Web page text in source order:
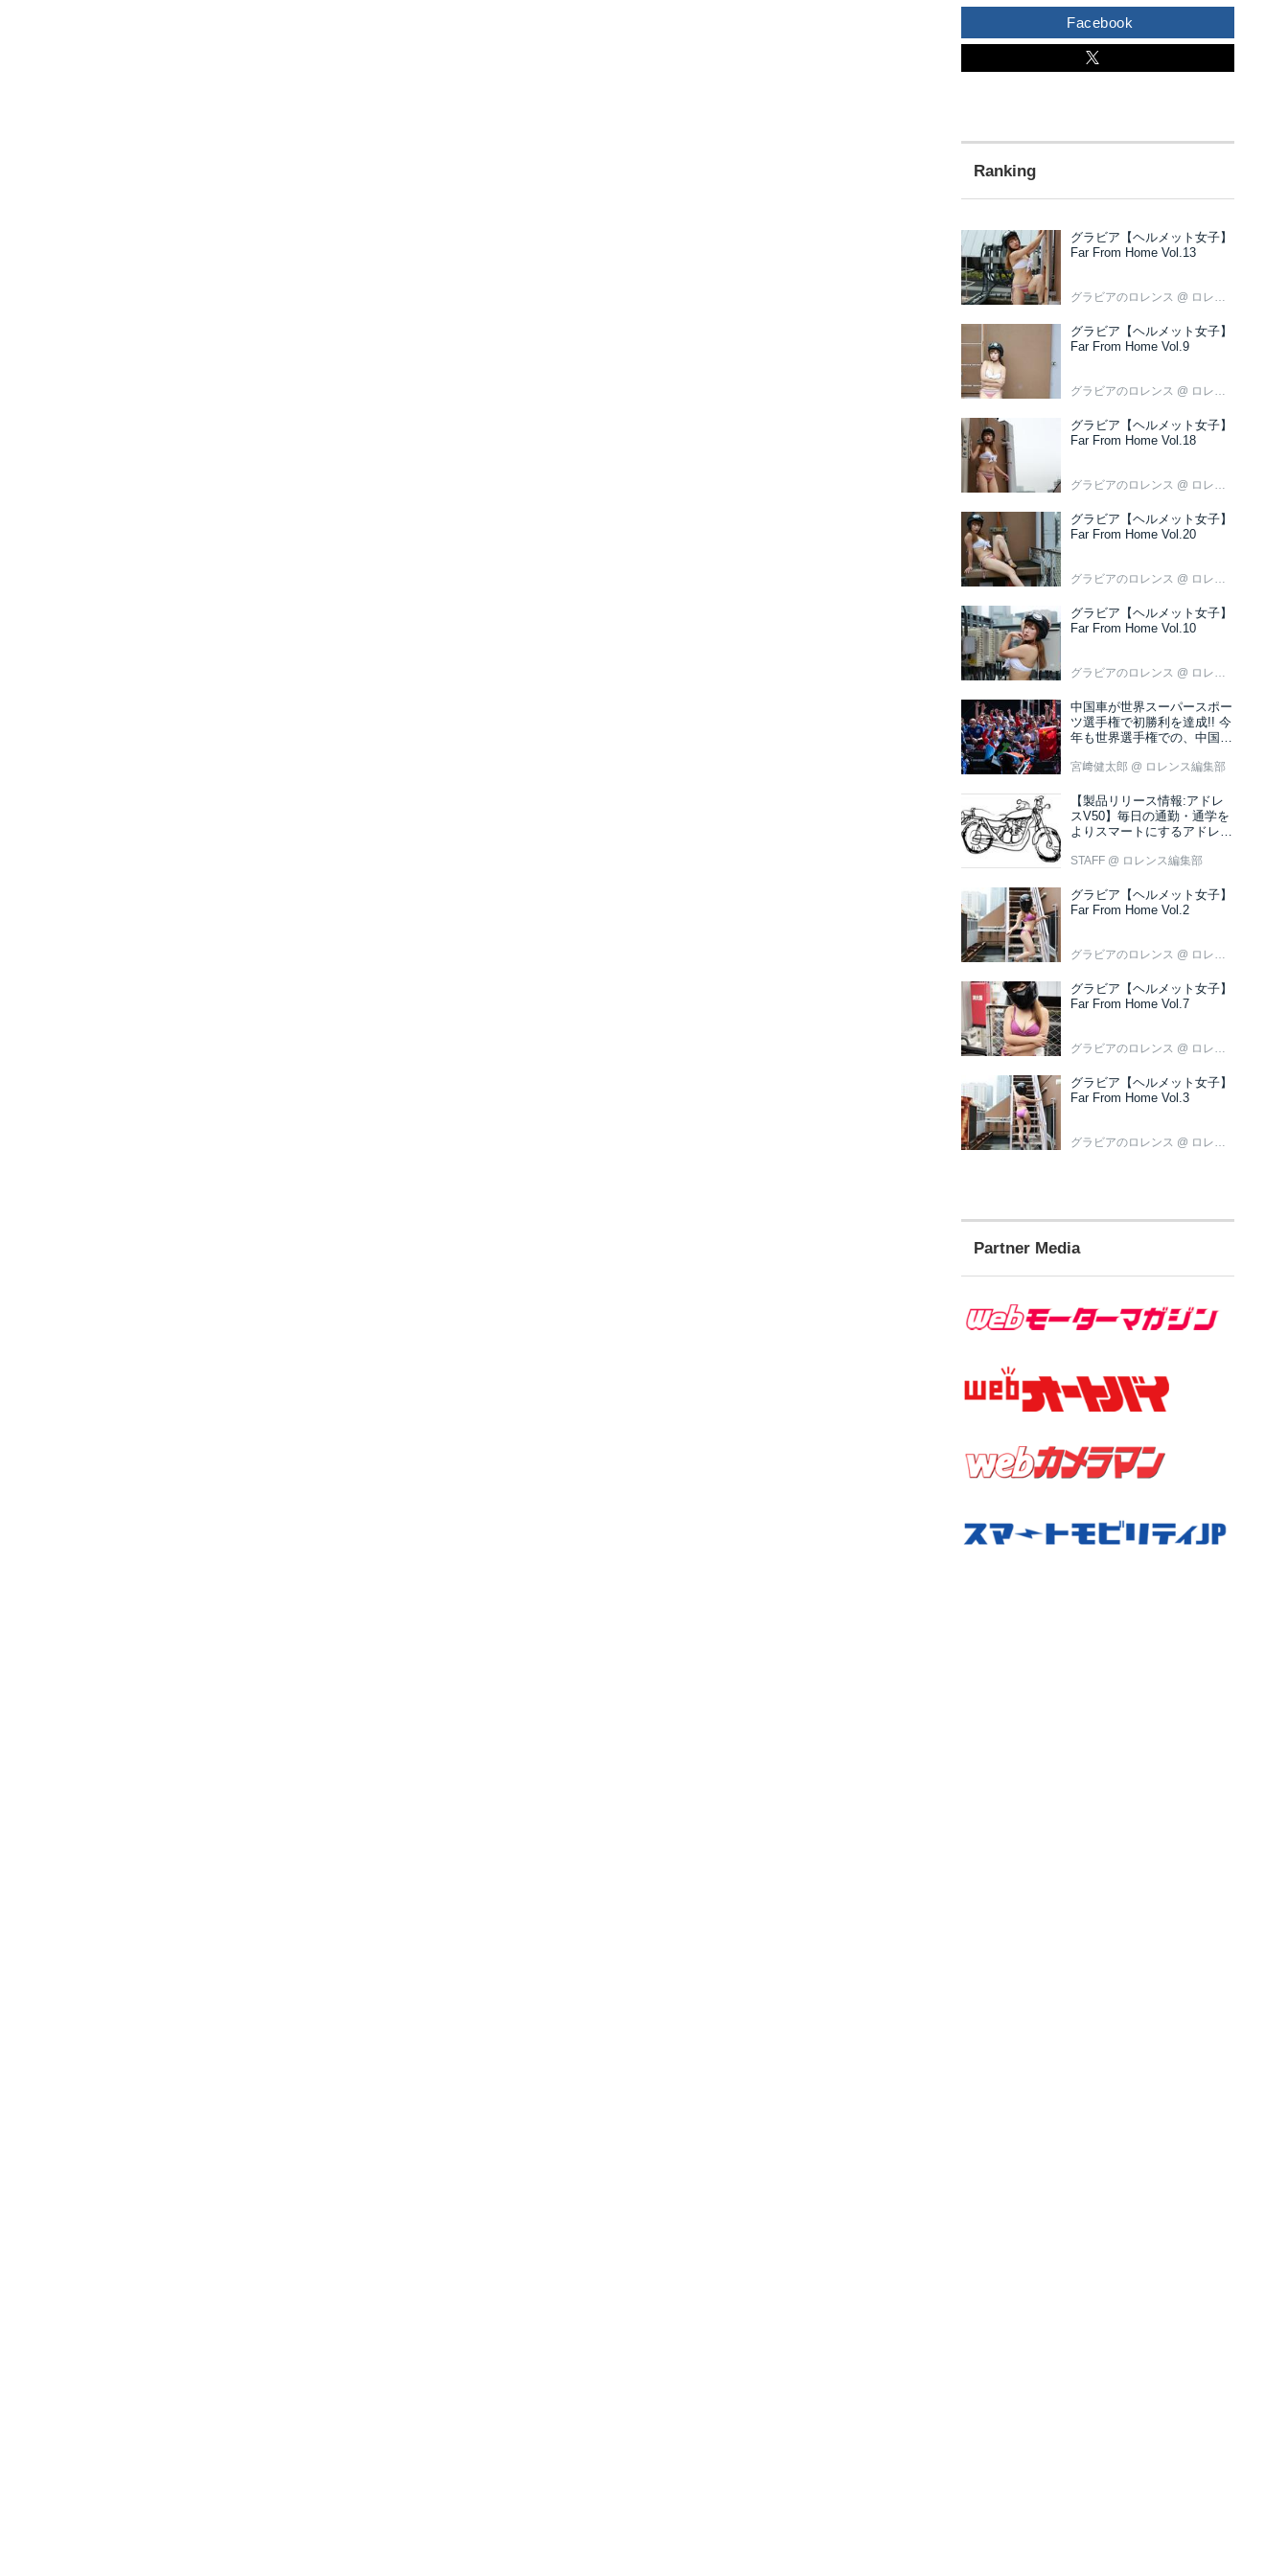
Facebook
グラビア【ヘルメット女子】
Far From Home Vol.13
グラビアのロレンス @ ロレンス編集部
グラビア【ヘルメット女子】
Far From Home Vol.9
グラビアのロレンス @ ロレンス編集部
グラビア【ヘルメット女子】
Far From Home Vol.18
グラビアのロレンス @ ロレンス編集部
グラビア【ヘルメット女子】
Far From Home Vol.20
グラビアのロレンス @ ロレンス編集部
グラビア【ヘルメット女子】
Far From Home Vol.10
グラビアのロレンス @ ロレンス編集部
中国車が世界スーパースポー
ツ選手権で初勝利を達成!! 今
年も世界選手権での、中国車
宮﨑健太郎 @ ロレンス編集部
【製品リリース情報:アドレ
スV50】毎日の通勤・通学を
よりスマートにするアドレス
STAFF @ ロレンス編集部
グラビア【ヘルメット女子】
Far From Home Vol.2
グラビアのロレンス @ ロレンス編集部
グラビア【ヘルメット女子】
Far From Home Vol.7
グラビアのロレンス @ ロレンス編集部
グラビア【ヘルメット女子】
Far From Home Vol.3
グラビアのロレンス @ ロレンス編集部
Partner Media